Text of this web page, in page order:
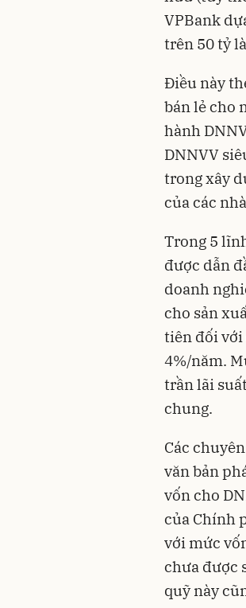
VPBank
trên 50 tỷ
Điều này
bán lẻ cho
hành
DNNVV
trong xây
của các
Trong 5
được dẫn
doanh
cho sản
tiên đối với
4%/năm.
trần lãi
chung.
Các
văn bản
vốn cho
của Chính
với mức
chưa được
quỹ này